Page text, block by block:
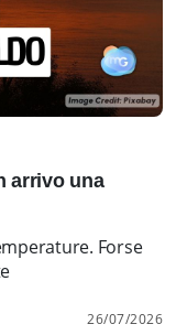
arrivo una
Forse
26/07/2026